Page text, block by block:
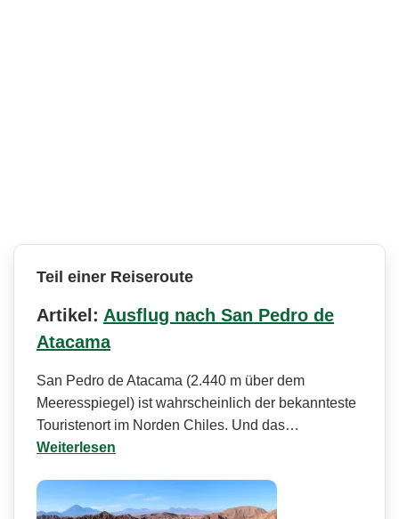
Teil einer Reiseroute
Artikel: Ausflug nach San Pedro de
Atacama
San Pedro de Atacama (2.440 m über dem
Meeresspiegel) ist wahrscheinlich der bekannteste
Touristenort im Norden Chiles. Und das…
Weiterlesen